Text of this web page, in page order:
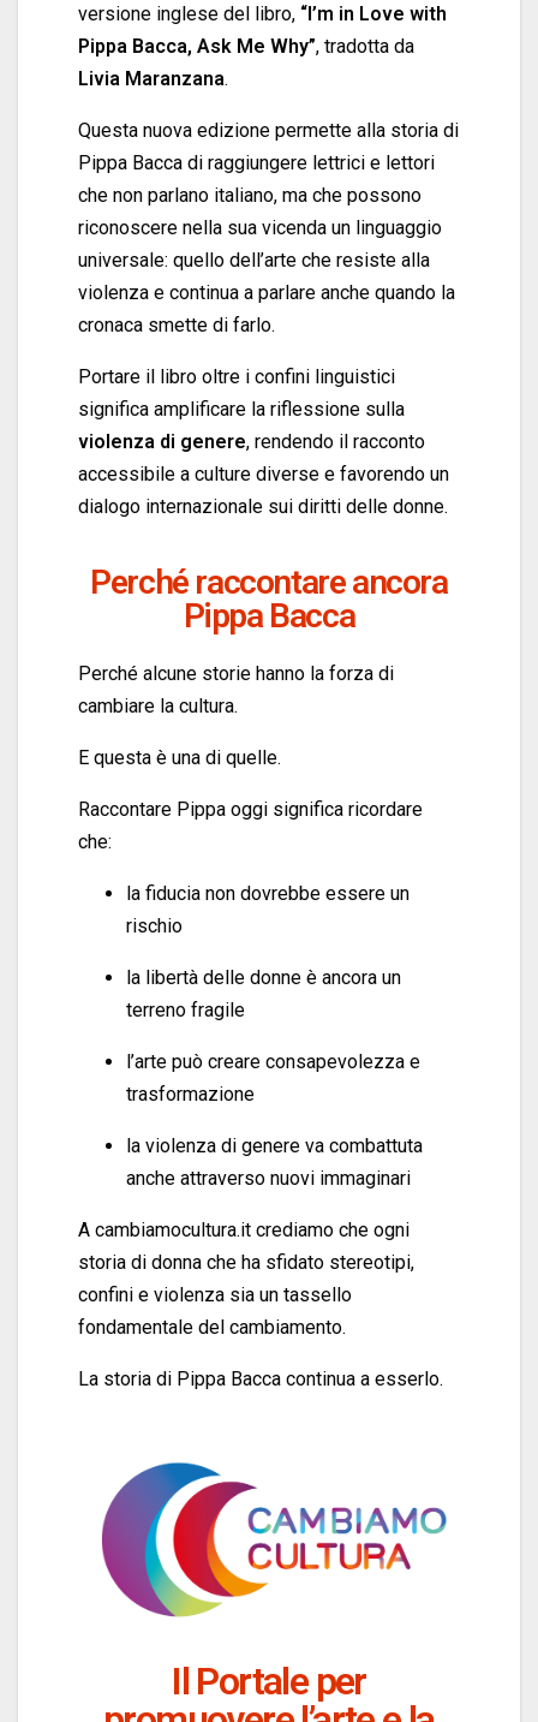
versione inglese del libro, “I’m in Love with
Pippa Bacca, Ask Me Why”, tradotta da
Livia Maranzana.
Questa nuova edizione permette alla storia di
Pippa Bacca di raggiungere lettrici e lettori
che non parlano italiano, ma che possono
riconoscere nella sua vicenda un linguaggio
universale: quello dell’arte che resiste alla
violenza e continua a parlare anche quando la
cronaca smette di farlo.
Portare il libro oltre i confini linguistici
significa amplificare la riflessione sulla
violenza di genere, rendendo il racconto
accessibile a culture diverse e favorendo un
dialogo internazionale sui diritti delle donne.
Perché raccontare ancora
Pippa Bacca
Perché alcune storie hanno la forza di
cambiare la cultura.
E questa è una di quelle.
Raccontare Pippa oggi significa ricordare
che:
la fiducia non dovrebbe essere un
rischio
la libertà delle donne è ancora un
terreno fragile
l’arte può creare consapevolezza e
trasformazione
la violenza di genere va combattuta
anche attraverso nuovi immaginari
A cambiamocultura.it crediamo che ogni
storia di donna che ha sfidato stereotipi,
confini e violenza sia un tassello
fondamentale del cambiamento.
La storia di Pippa Bacca continua a esserlo.
Il Portale per